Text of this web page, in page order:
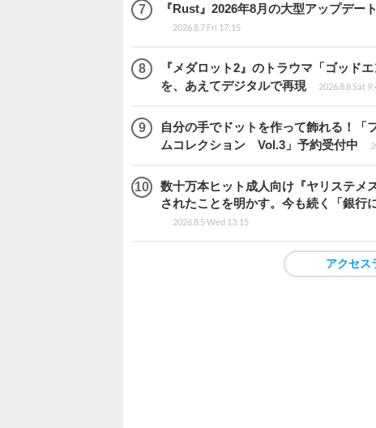
『Rust』2026年8月の大型アップデ
2026.8.7 Fri 17:15
『メダロット2』のトラウマ「ゴッド
を、あえてデジタルで再現
2026.8.8 Sat
自分の手でドットを作って飾れる！
ムコレクション Vol.3」予約受付中
数十万本ヒット成人向け『ヤリステメ
されたことを明かす。今も続く「銀行
2026.8.5 Wed 13:15
アクセス